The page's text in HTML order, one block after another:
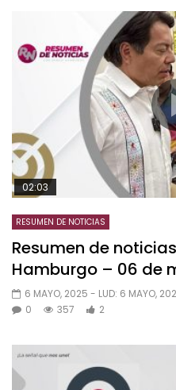
02:03
RESUMEN DE NOTICIAS
Resumen de noticias
Hamburgo – 06 de
6 MAYO, 2025 - LUD: 6 MAYO,
0
357 2